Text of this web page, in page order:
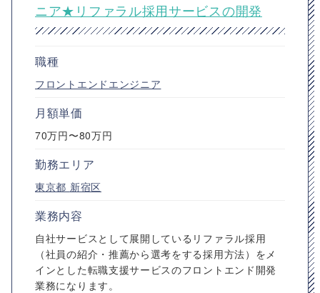
ニア★リファラル採用サービスの開発
職種
フロントエンドエンジニア
月額単価
70万円〜80万円
勤務エリア
東京都 新宿区
業務内容
自社サービスとして展開しているリファラル採用
（社員の紹介・推薦から選考をする採用方法）をメ
インとした転職支援サービスのフロントエンド開発
業務になります。